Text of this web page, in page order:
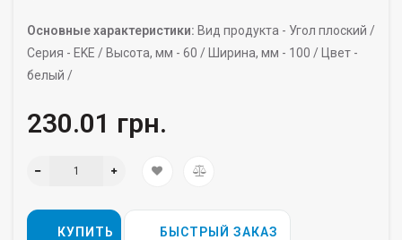
Основные характеристики: Вид продукта - Угол плоский /
Серия - EKE / Высота, мм - 60 / Ширина, мм - 100 / Цвет -
белый /
230.01 грн.
КУПИТЬ БЫСТРЫЙ ЗАКАЗ